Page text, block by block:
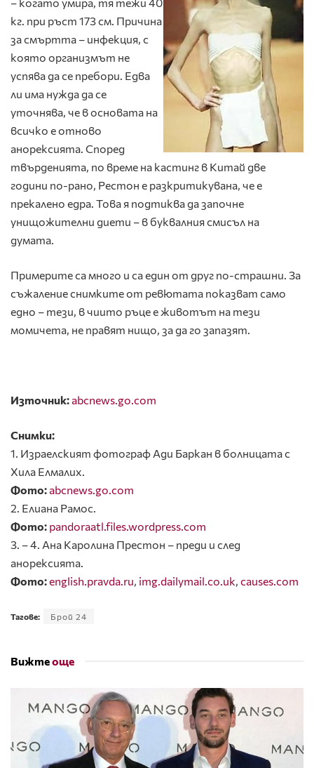
кг. при ръст 173 см. Причина
за смъртта – инфекция, с
която организмът не
успява да се пребори. Едва
ли има нужда да се
уточнява, че в основата на
всичко е отново
анорексията. Според
твърденията, по време на кастинг в Китай две
години по-рано, Рестон е разкритикувана, че е
прекалено едра. Това я подтиква да започне
унищожителни диети – в буквалния смисъл на
думата.
Примерите са много и са един от друг по-страшни. За
съжаление снимките от ревютата показват само
едно – тези, в чиито ръце е животът на тези
момичета, не правят нищо, за да го запазят.
Източник:abcnews.go.com
Снимки:
1. Израелският фотограф Ади Баркан в болницата с
Хила Елмалих.
Фото:abcnews.go.com
2. Елиана Рамос.
Фото: pandoraatl.files.wordpress.com
3. – 4. Ана Каролина Престон – преди и след
анорексията.
Фото:english.pravda.ru, img.dailymail.co.uk, causes.com
Тагове: Брой 24
Вижтеоще